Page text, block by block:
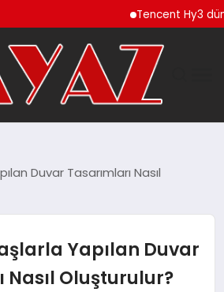
Tencent Hy3 dünya
Duvar Tasarımları Nasıl
Yapılan Duvar
Nasıl Oluşturulur?